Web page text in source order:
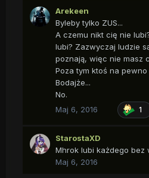
Arekeen
Byleby tylko ZUS...
A czemu nikt cię nie
lubi? Zazwyczaj ludzie
poznają, więc nie masz
Poza tym ktoś na pewno
Bodajże...
No.
Maj 6, 2016
1
StarostaXD
Mhrok lubi każdego bez
Maj 6, 2016